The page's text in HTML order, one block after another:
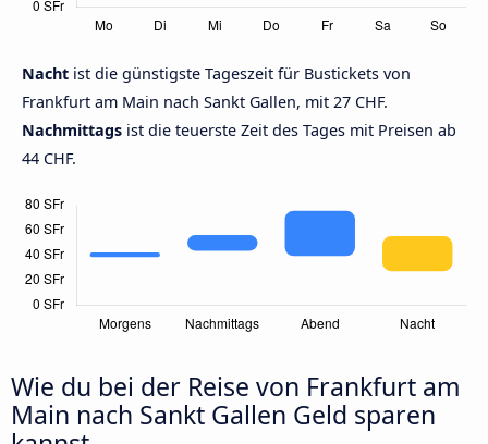
Nacht ist die günstigste Tageszeit für Bustickets von
Frankfurt am Main nach Sankt Gallen, mit 27 CHF.
Nachmittags ist die teuerste Zeit des Tages mit Preisen ab
44 CHF.
Wie du bei der Reise von Frankfurt am
Main nach Sankt Gallen Geld sparen